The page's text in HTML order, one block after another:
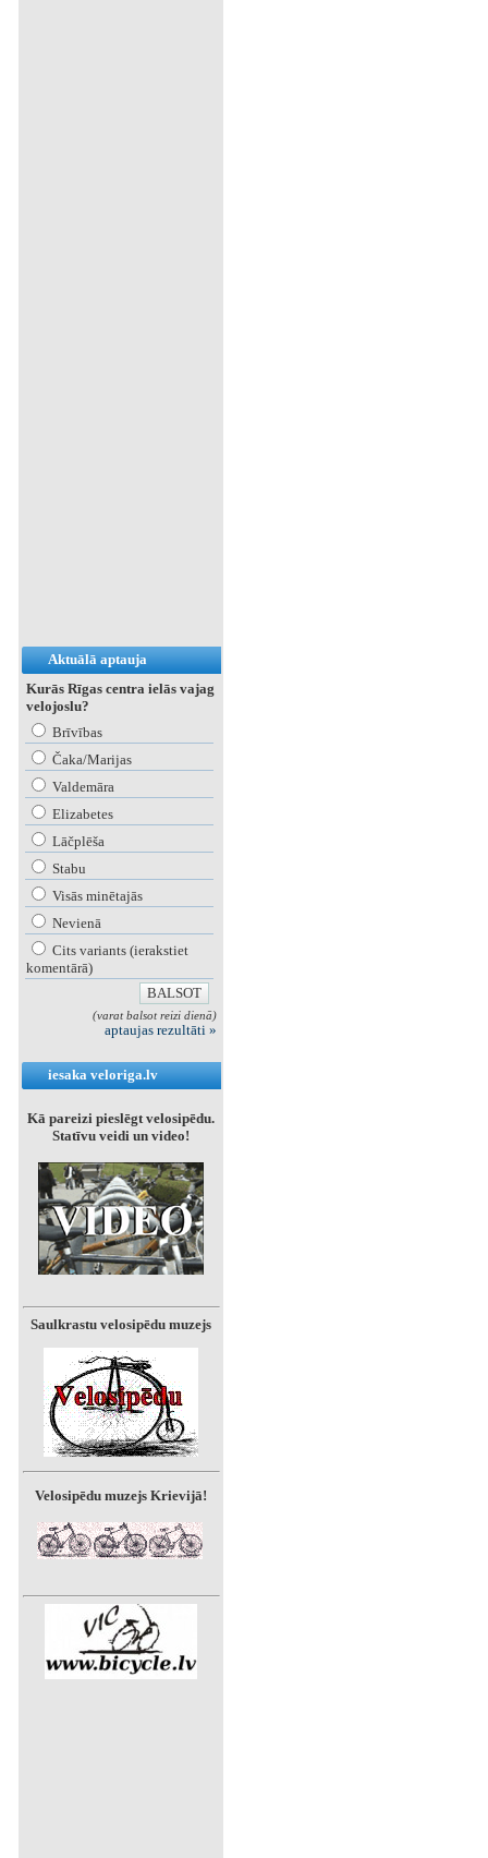
Aktuālā aptauja
Kurās Rīgas centra ielās vajag
velojoslu?
Brīvības
Čaka/Marijas
Valdemāra
Elizabetes
Lāčplēša
Stabu
Visās minētajās
Nevienā
Cits variants (ierakstiet
komentārā)
(varat balsot reizi dienā)
aptaujas rezultāti »
iesaka veloriga.lv
Kā pareizi pieslēgt velosipēdu.
Statīvu veidi un video!
Saulkrastu velosipēdu muzejs
Velosipēdu muzejs Krievijā!